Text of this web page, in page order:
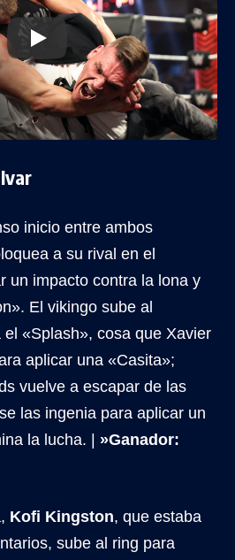
inicio entre ambos
a su rival en el
un impacto contra la lona y
El vikingo sube al
«Splash», cosa que Xavier
aplicar una «Casita»;
vuelve a escapar de las
las ingenia para aplicar un
la lucha. | »Ganador:
Kofi Kingston, que estaba
sube al ring para